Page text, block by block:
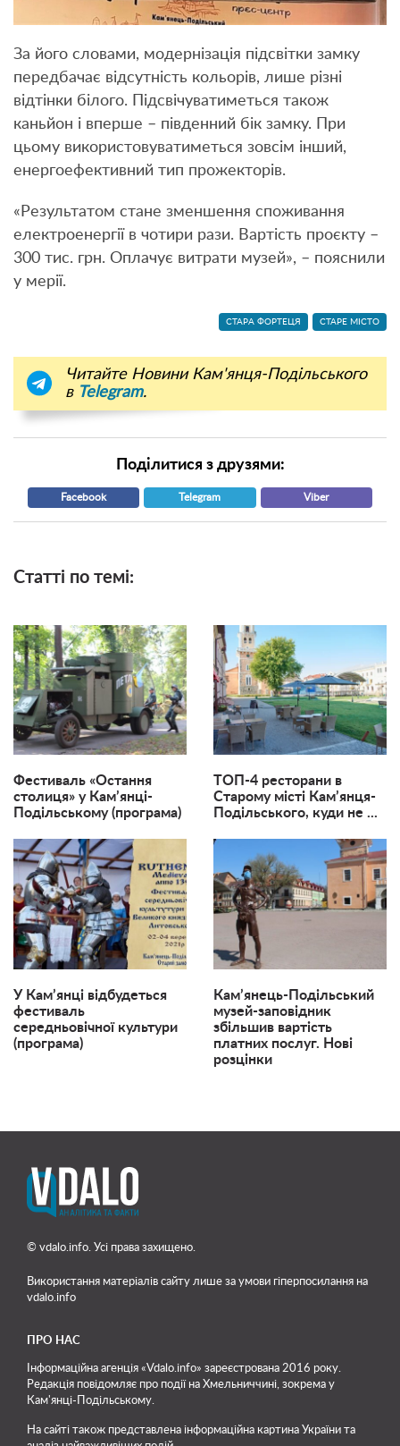
За його словами, модернізація підсвітки замку
передбачає відсутність кольорів, лише різні
відтінки білого. Підсвічуватиметься також
каньйон і вперше – південний бік замку. При
цьому використовуватиметься зовсім інший,
енергоефективний тип прожекторів.
«Результатом стане зменшення споживання
електроенергії в чотири рази. Вартість проєкту –
300 тис. грн. Оплачує витрати музей», – пояснили
у мерії.
СТАРА ФОРТЕЦЯ СТАРЕ МІСТО
Читайте Новини Кам'янця-Подільського
в Telegram.
Поділитися з друзями:
Facebook Telegram Viber
Статті по темі:
Фестиваль «Остання
столиця» у Кам’янці-
Подільському (програма)
ТОП-4 ресторани в
Старому місті Кам’янця-
Подільського, куди не ...
У Кам’янці відбудеться
фестиваль
середньовічної культури
(програма)
Кам’янець-Подільський
музей-заповідник
збільшив вартість
платних послуг. Нові
розцінки
© vdalo.info. Усі права захищено.
Використання матеріалів сайту лише за умови гіперпосилання на
vdalo.info
ПРО НАС
Інформаційна агенція «Vdalo.info» зареєстрована 2016 року.
Редакція повідомляє про події на Хмельниччині, зокрема у
Кам'янці-Подільському.
На сайті також представлена інформаційна картина України та